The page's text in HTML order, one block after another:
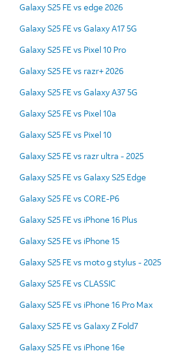
Galaxy S25 FE vs edge 2026
Galaxy S25 FE vs Galaxy A17 5G
Galaxy S25 FE vs Pixel 10 Pro
Galaxy S25 FE vs razr+ 2026
Galaxy S25 FE vs Galaxy A37 5G
Galaxy S25 FE vs Pixel 10a
Galaxy S25 FE vs Pixel 10
Galaxy S25 FE vs razr ultra - 2025
Galaxy S25 FE vs Galaxy S25 Edge
Galaxy S25 FE vs CORE-P6
Galaxy S25 FE vs iPhone 16 Plus
Galaxy S25 FE vs iPhone 15
Galaxy S25 FE vs moto g stylus - 2025
Galaxy S25 FE vs CLASSIC
Galaxy S25 FE vs iPhone 16 Pro Max
Galaxy S25 FE vs Galaxy Z Fold7
Galaxy S25 FE vs iPhone 16e